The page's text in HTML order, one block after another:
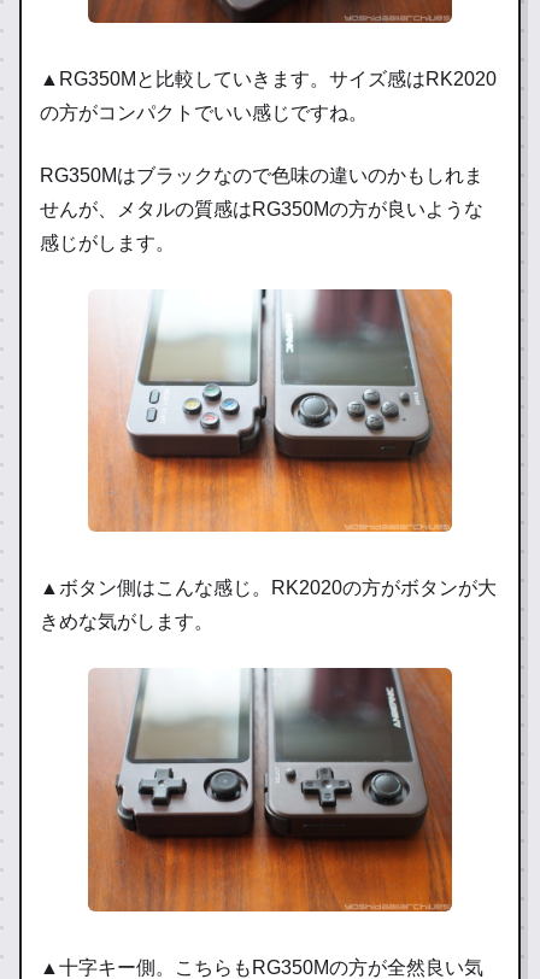
▲RG350Mと比較していきます。サイズ感はRK2020
の方がコンパクトでいい感じですね。
RG350Mはブラックなので色味の違いのかもしれま
せんが、メタルの質感はRG350Mの方が良いような
感じがします。
▲ボタン側はこんな感じ。RK2020の方がボタンが大
きめな気がします。
▲十字キー側。こちらもRG350Mの方が全然良い気